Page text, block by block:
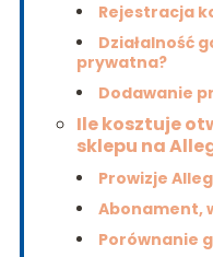
Rejestracja
Działalność
prywatna?
Dodawanie
Ile kosztuje
sklepu na
Prowizje
Abonament,
Porównanie